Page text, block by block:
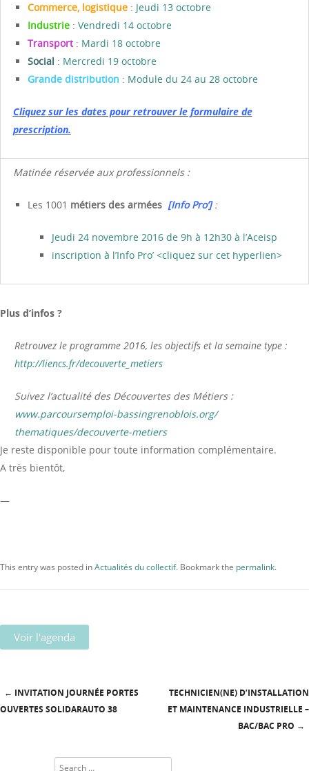
Commerce, logistique : Jeudi 13 octobre
Industrie : Vendredi 14 octobre
Transport : Mardi 18 octobre
Social : Mercredi 19 octobre
Grande distribution : Module du 24 au 28 octobre
Cliquezsur les dates pour retrouver le formulaire de
prescription.
Matinée réservée auxprofessionnels :
Les 1001 métiers des armées [Info Pro’]:
Jeudi 24 novembre 2016 de 9h à 12h30 à l’Aceisp
inscription à l’Info Pro’ <cliquez sur cet hyperlien>
Plus d’infos ?
Retrouvez le programme 2016, les objectifs et la semaine type :
http://liencs.fr/decouverte_ metiers
Suivez l’actualité des Découvertes des Métiers :
www.parcoursemploi-bassingrenoblois.org/
thematiques/decouverte-metiers
Je reste disponible pour toute information complémentaire.
A très bientôt,
—
This entry was posted inActualités du collectif. Bookmark the permalink.
Voir l'agenda
Post navigation
← INVITATION JOURNÉE PORTES
OUVERTES SOLIDARAUTO 38
TECHNICIEN(NE) D’INSTALLATION
ET MAINTENANCE INDUSTRIELLE –
BAC/BAC PRO →
Search